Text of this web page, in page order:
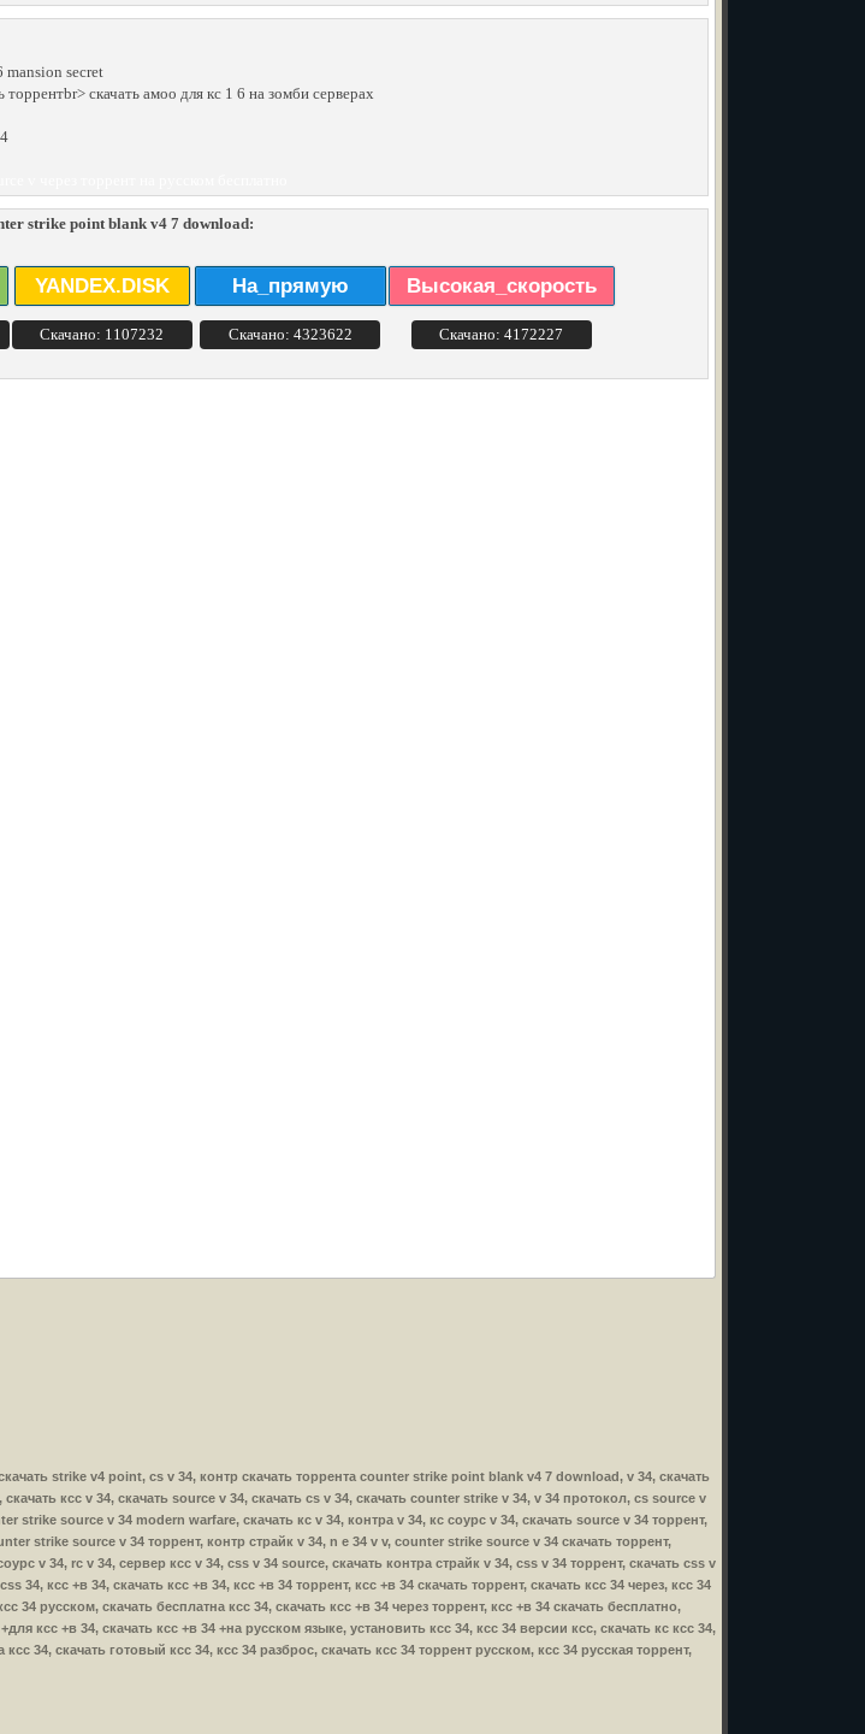
mansion secret
скачать амоо для кс 1 6 на зомби серверах
strike point blank v4 7 download:
YANDEX.DISK
Скачано: 1107232
На_прямую
Скачано: 4323622
Высокая_скорость
Скачано: 4172227
strike v4 point, cs v 34, контр скачать торрента counter strike point blank v4 7 download, v 34, скачать
ксс v 34, скачать source v 34, скачать cs v 34, скачать counter strike v 34, v 34 протокол, cs source v
source v 34 modern warfare, скачать кс v 34, контра v 34, кс соурс v 34, скачать source v 34 торрент,
strike source v 34 торрент, контр страйк v 34, n e 34 v v, counter strike source v 34 скачать торрент,
v 34, rc v 34, сервер ксс v 34, css v 34 source, скачать контра страйк v 34, css v 34 торрент, скачать css v
ксс +в 34, скачать ксс +в 34, ксс +в 34 торрент, ксс +в 34 скачать торрент, скачать ксс 34 через, ксс 34
34 русском, скачать бесплатна ксс 34, скачать ксс +в 34 через торрент, ксс +в 34 скачать бесплатно,
ксс +в 34, скачать ксс +в 34 +на русском языке, установить ксс 34, ксс 34 версии ксс, скачать кс ксс 34,
34, скачать готовый ксс 34, ксс 34 разброс, скачать ксс 34 торрент русском, ксс 34 русская торрент,